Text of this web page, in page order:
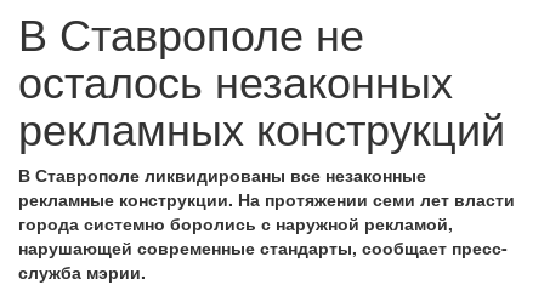
В Ставрополе не
осталось незаконных
рекламных конструкций
В Ставрополе ликвидированы все незаконные
рекламные конструкции. На протяжении семи лет власти
города системно боролись с наружной рекламой,
нарушающей современные стандарты, сообщает пресс-
служба мэрии.